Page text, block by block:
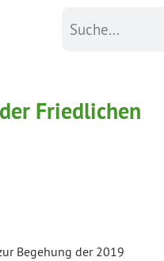
Friedlichen
Begehung der 2019